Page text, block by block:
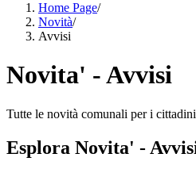
Home Page/
Novità/
Avvisi
Novita' - Avvisi
Tutte le novità comunali per i
Esplora Novita' -